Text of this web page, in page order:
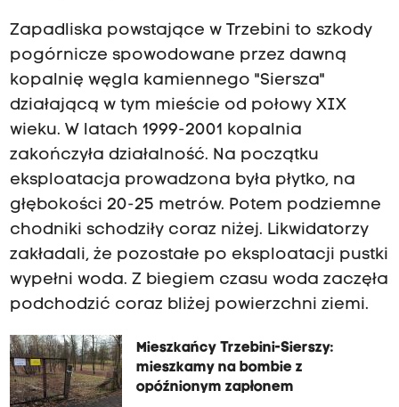
Zapadliska powstające w Trzebini to szkody
pogórnicze spowodowane przez dawną
kopalnię węgla kamiennego "Siersza"
działającą w tym mieście od połowy XIX
wieku. W latach 1999-2001 kopalnia
zakończyła działalność. Na początku
eksploatacja prowadzona była płytko, na
głębokości 20-25 metrów. Potem podziemne
chodniki schodziły coraz niżej. Likwidatorzy
zakładali, że pozostałe po eksploatacji pustki
wypełni woda. Z biegiem czasu woda zaczęła
podchodzić coraz bliżej powierzchni ziemi.
Mieszkańcy Trzebini-Sierszy:
mieszkamy na bombie z
opóźnionym zapłonem